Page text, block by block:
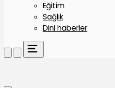
Eğitim
Sağlık
Dini haberler